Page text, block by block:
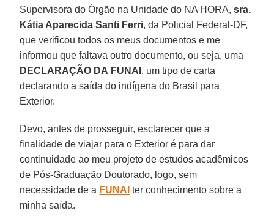
Supervisora do Órgão na Unidade do NA HORA,sra.
Kátia Aparecida Santi Ferri, da Policial Federal-DF,
que verificou todos os meus documentos e me
informou que faltava outro documento, ou seja, uma
DECLARAÇÃO DA FUNAI , um tipo de carta
declarando a saída do indígena do Brasil para
Exterior.
Devo, antes de prosseguir, esclarecer que a
finalidade de viajar para o Exterior é para dar
continuidade ao meu projeto de estudos acadêmicos
de Pós-Graduação Doutorado, logo, sem
necessidade de a FUNAI ter conhecimento sobre a
minha saída.